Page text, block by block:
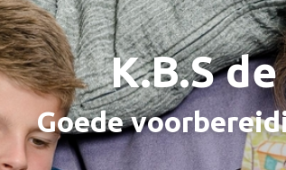
K.B.S
Goede